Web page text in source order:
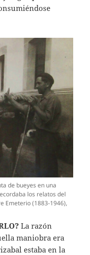
de bueyes en una
los relatos del
Emeterio (1883-1946),
La razón
maniobra era
estaba en la